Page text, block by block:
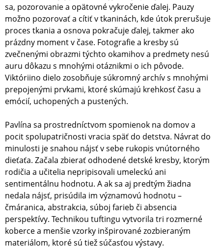
sa, pozorovanie a opätovné vykročenie ďalej. Pauzy
možno pozorovať a cítiť v tkaninách, kde útok prerušuje
proces tkania a osnova pokračuje ďalej, takmer ako
prázdny moment v čase. Fotografie a kresby sú
zvečnenými obrazmi týchto okamihov a predmety nesú
auru dôkazu s mnohými otáznikmi o ich pôvode.
Viktóriino dielo zosobňuje súkromný archív s mnohými
prepojenými prvkami, ktoré skúmajú krehkosť času a
emócií, uchopených a pustených.
Pavlína sa prostredníctvom spomienok na domov a
pocit spolupatričnosti vracia späť do detstva. Návrat do
minulosti je snahou nájsť v sebe rukopis vnútorného
dieťaťa. Začala zbierať odhodené detské kresby, ktorým
rodičia a učitelia nepripisovali umeleckú ani
sentimentálnu hodnotu. A ak sa aj predtým žiadna
nedala nájsť, prisúdila im významovú hodnotu –
čmáranica, abstrakcia, súboj farieb či absencia
perspektívy. Technikou tuftingu vytvorila tri rozmerné
koberce a menšie vzorky inšpirované zozbieraným
materiálom, ktoré sú tiež súčasťou výstavy.